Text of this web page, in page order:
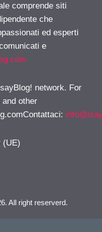
comprende siti
che
ed esperti
e
network. For
other
:
(UE)
All right reserverd.